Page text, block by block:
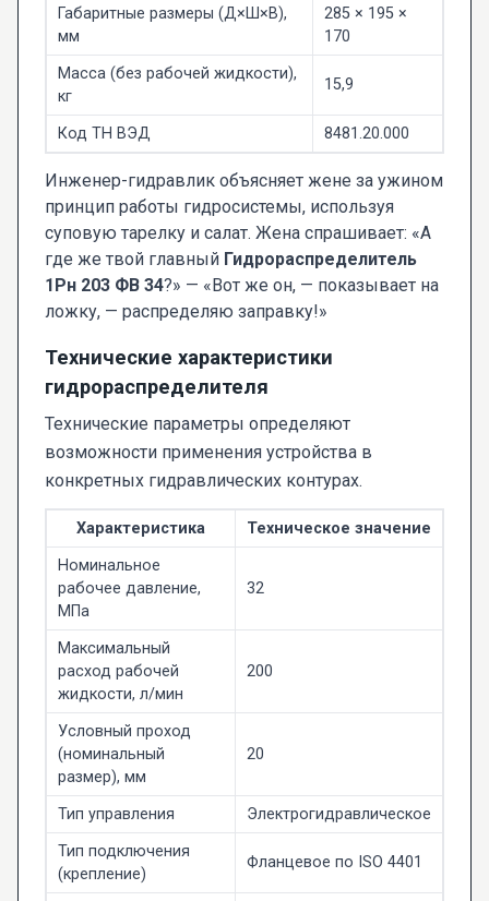
Габаритные размеры (Д×Ш×В),
мм
285 × 195 ×
170
Масса (без рабочей жидкости),
кг
15,9
Код ТН ВЭД 8481.20.000
Инженер-гидравлик объясняет жене за ужином
принцип работы гидросистемы, используя
суповую тарелку и салат. Жена спрашивает: «А
где же твой главный Гидрораспределитель
1Рн 203 ФВ 34?» — «Вот же он, — показывает на
ложку, — распределяю заправку!»
Технические характеристики
гидрораспределителя
Технические параметры определяют
возможности применения устройства в
конкретных гидравлических контурах.
Характеристика
Техническое значение
Номинальное
рабочее давление,
МПа
32
Максимальный
расход рабочей
жидкости, л/мин
200
Условный проход
(номинальный
размер), мм
20
Тип управления
Электрогидравлическое
Тип подключения
(крепление)
Фланцевое по ISO 4401